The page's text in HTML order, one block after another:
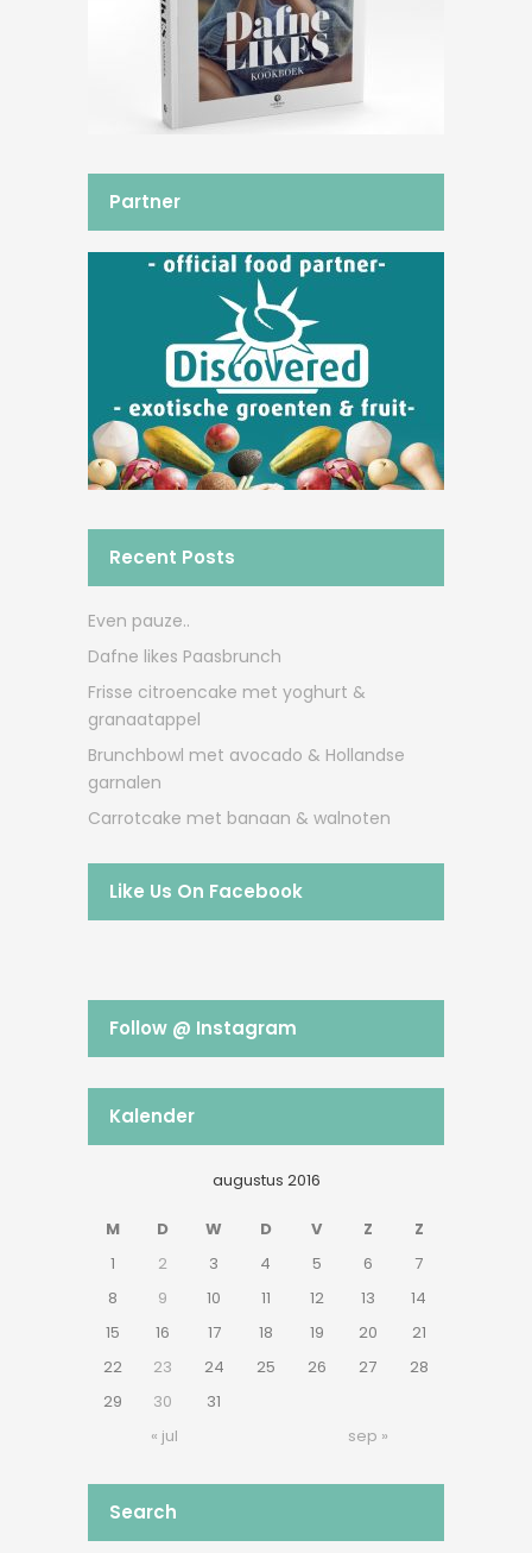
Partner
Recent Posts
Even pauze..
Dafne likes Paasbrunch
Frisse citroencake met yoghurt &
granaatappel
Brunchbowl met avocado & Hollandse
garnalen
Carrotcake met banaan & walnoten
Like Us On Facebook
Follow @ Instagram
Kalender
augustus 2016
M D W D V Z Z
« jul sep »
1 2 3 4 5 6
7
8
9 10 11 12 13
14
15
16 17 18 19 20
21
22
23 24 25 26 27
28
29
30 31
Search